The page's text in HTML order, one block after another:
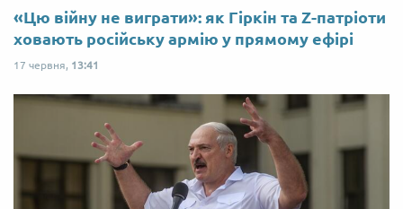
«Цю війну не виграти»: як Гіркін та Z-патріоти
ховають російську армію у прямому ефірі
17 червня, 13:41